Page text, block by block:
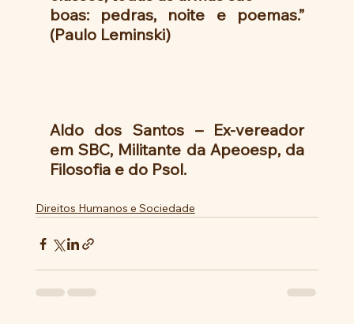
boas: pedras, noite e poemas.”
(Paulo Leminski)
Aldo dos Santos – Ex-vereador
em SBC, Militante da Apeoesp, da
Filosofia e do Psol.
Direitos Humanos e Sociedade